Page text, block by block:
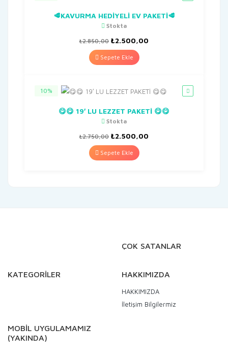
🥩KAVURMA HEDİYELİ EV PAKETİ🥩
Stokta
₺2.850,00 Orijinal
fiyat:
₺2.850,00.
₺2.500,00
Sepete Ekle
10%
😋😋 19′ LU LEZZET PAKETİ 😋😋
Stokta
₺2.750,00 Orijinal
fiyat:
₺2.750,00.
₺2.500,00
Sepete Ekle
ÇOK SATANLAR
KATEGORİLER HAKKIMIZDA
HAKKIMIZDA
İletişim Bilgilermiz
MOBİL UYGULAMAMIZ
(YAKINDA)